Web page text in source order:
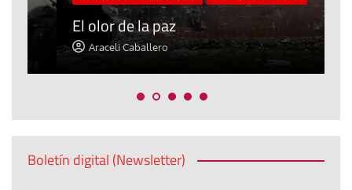
El olor de la paz
Araceli Caballero
Boletín digital (Newsletter)